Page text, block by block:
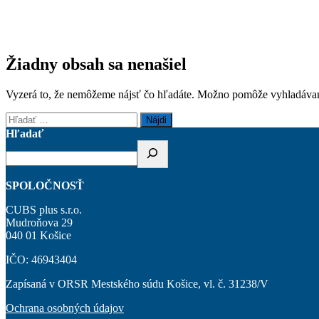
Žiadny obsah sa nenašiel
Vyzerá to, že nemôžeme nájsť čo hľadáte. Možno pomôže
Hľadať:
Hľadať
SPOLOČNOSŤ
CUBS plus s.r.o.
Mudroňova 29
040 01 Košice
IČO: 46943404
Zapísaná v ORSR Mestského súdu Košice, vl. č. 31238/V
Ochrana osobných údajov